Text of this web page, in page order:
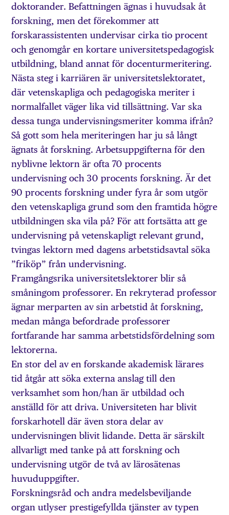
doktorander. Befattningen ägnas i huvudsak åt
forskning, men det förekommer att
forskarassistenten undervisar cirka tio procent
och genomgår en kortare universitetspedagogisk
utbildning, bland annat för docenturmeritering.
Nästa steg i karriären är universitetslektoratet,
där vetenskapliga och pedagogiska meriter i
normalfallet väger lika vid tillsättning. Var ska
dessa tunga undervisningsmeriter komma ifrån?
Så gott som hela meriteringen har ju så långt
ägnats åt forskning. Arbetsuppgifterna för den
nyblivne lektorn är ofta 70 procents
undervisning och 30 procents forskning. Är det
90 procents forskning under fyra år som utgör
den vetenskapliga grund som den framtida högre
utbildningen ska vila på? För att fortsätta att ge
undervisning på vetenskapligt relevant grund,
tvingas lektorn med dagens arbetstidsavtal söka
”friköp” från undervisning.
Framgångsrika universitetslektorer blir så
småningom professorer. En rekryterad professor
ägnar merparten av sin arbetstid åt forskning,
medan många befordrade professorer
fortfarande har samma arbetstidsfördelning som
lektorerna.
En stor del av en forskande akademisk lärares
tid åtgår att söka externa anslag till den
verksamhet som hon/han är utbildad och
anställd för att driva. Universiteten har blivit
forskarhotell där även stora delar av
undervisningen blivit lidande. Detta är särskilt
allvarligt med tanke på att forskning och
undervisning utgör de två av lärosätenas
huvuduppgifter.
Forskningsråd och andra medelsbeviljande
organ utlyser prestigefyllda tjänster av typen